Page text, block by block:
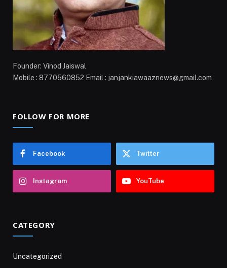
Founder: Vinod Jaiswal
Mobile : 8770560852 Email : janjankiawaaznews@gmail.com
FOLLOW FOR MORE
Facebook Twitter
Instagram YouTube
CATEGORY
Uncategorized